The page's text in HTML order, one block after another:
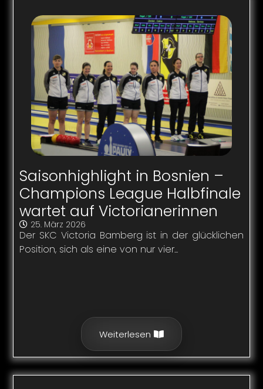
Saisonhighlight in Bosnien –
Champions League Halbfinale
wartet auf Victorianerinnen
25. März 2026
Der SKC Victoria Bamberg ist in der glücklichen
Position, sich als eine von nur vier...
Weiterlesen